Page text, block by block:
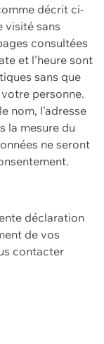
décrit ci-
visité sans
consultées
et l'heure sont
sans que
personne.
nom, l'adresse
la mesure du
ne seront
déclaration
de vos
contacter